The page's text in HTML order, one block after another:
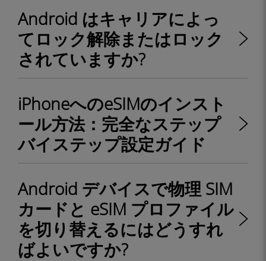
Android はキャリアによっ
てロック解除またはロック
されていますか?
iPhoneへのeSIMのインスト
ール方法：完全なステップ
バイステップ設定ガイド
Android デバイスで物理 SIM
カードと eSIM プロファイル
を切り替えるにはどうすれ
ばよいですか?